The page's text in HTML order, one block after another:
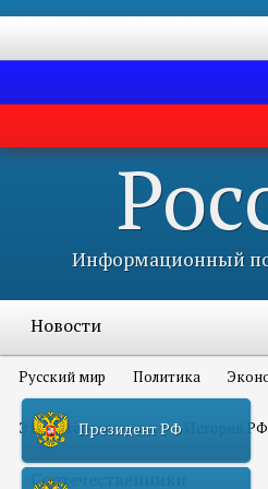
Информационный
Новости
Русский мир Политика
Это интересно всем История РФ
Соотечественники
Президент РФ